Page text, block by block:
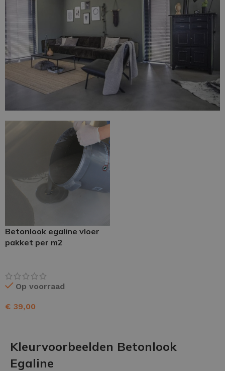
Betonlook egaline vloer
pakket per m2
Op voorraad
€ 39,00
Kleurvoorbeelden Betonlook
Egaline